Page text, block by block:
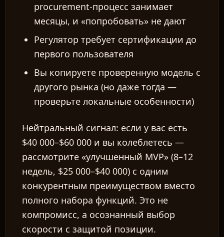
procurement-процесс занимает
месяцы, и «попробовать» не дают
Регулятор требует сертификации до
первого пользователя
Вы копируете проверенную модель с
другого рынка (но даже тогда —
проверьте локальные особенности)
Нейтральный сигнал: если у вас есть
$40 000–$60 000 и вы колеблетесь —
рассмотрите «улучшенный MVP» (8–12
недель, $25 000–$40 000) с одним
конкурентным преимуществом вместо
полного набора функций. Это не
компромисс, а осознанный выбор
скорости с защитой позиции.